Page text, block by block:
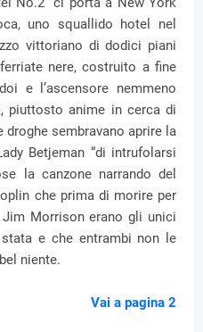
uno squallido hotel nel
vittoriano di dodici piani
nere, costruito a fine
e l’ascensore nemmeno
piuttosto anime in cerca di
sembravano aprire la
Betjeman “di intrufolarsi
la canzone narrando del
che prima di morire per
Morrison erano gli unici
e che entrambi non le
niente.
Vai a pagina 2